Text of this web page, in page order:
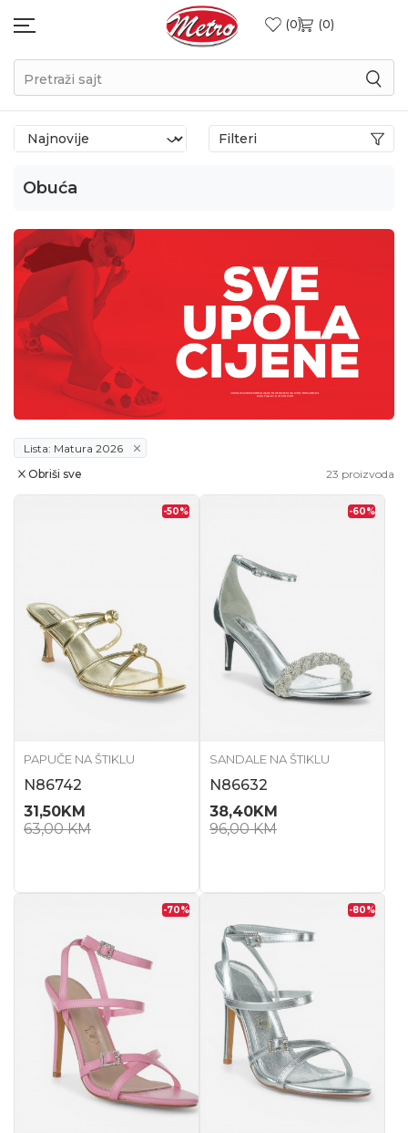
0 0
Pretraži sajt
Obuća
Filteri
Lista: Matura 2026
23 proizvoda
Obriši sve
-50%
PAPUČE NA ŠTIKLU
N86742
31,50KM
63,00KM
-60%
SANDALE NA ŠTIKLU
N86632
38,40KM
96,00KM
-70% -80%